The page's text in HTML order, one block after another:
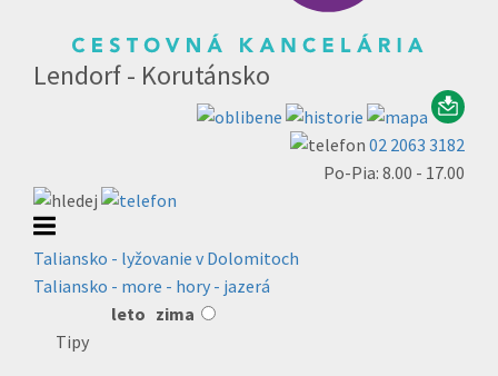
Lendorf - Korutánsko
02 2063 3182
Po-Pia: 8.00 - 17.00
Taliansko - lyžovanie v Dolomitoch
Taliansko - more - hory - jazerá
leto zima
Tipy